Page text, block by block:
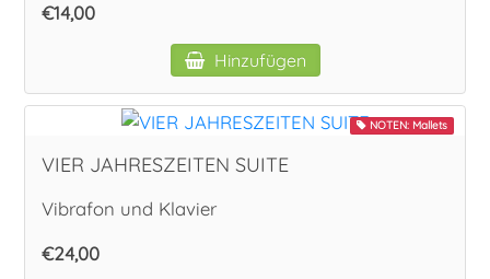
€14,00
Hinzufügen
NOTEN: Mallets
VIER JAHRESZEITEN SUITE
Vibrafon und Klavier
€24,00